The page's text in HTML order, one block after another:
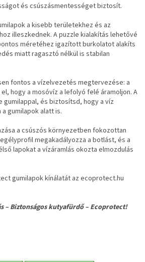
és csúszásmentességet biztosít.
a kisebb területekhez és az
illeszkednek. A puzzle kialakítás lehetővé
méretéhez igazított burkolatot alakíts
miatt ragasztó nélkül is stabilan
fontos a vízelvezetés megtervezése: a
hogy a mosóvíz a lefolyó felé áramoljon. A
gumilappal, és biztosítsd, hogy a víz
gumilapok alatt is.
a csúszós környezetben fokozottan
megakadályozza a botlást, és a
lapokat a vízáramlás okozta elmozdulás
gumilapok kínálatát az ecoprotect.hu
– Biztonságos kutyafürdő – Ecoprotect!